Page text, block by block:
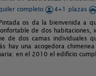
completo
4+1 plazas
os da la bienvenida a
de dos
de dos camas individuales
hay una acogedora
en el 2010 el edificio